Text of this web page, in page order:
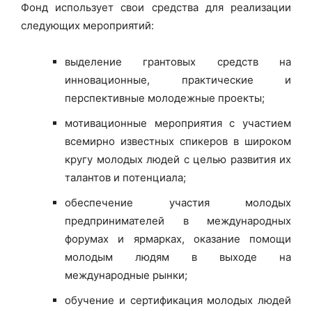
Фонд использует свои средства для реализации
следующих мероприятий:
выделение грантовых средств на
инновационные, практические и
перспективные молодежные проекты;
мотивационные мероприятия с участием
всемирно известных спикеров в широком
кругу молодых людей с целью развития их
талантов и потенциала;
обеспечение участия молодых
предпринимателей в международных
форумах и ярмарках, оказание помощи
молодым людям в выходе на
международные рынки;
обучение и сертификация молодых людей